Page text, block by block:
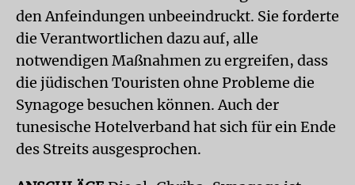
den Anfeindungen unbeeindruckt. Sie forderte
die Verantwortlichen dazu auf, alle
notwendigen Maßnahmen zu ergreifen, dass
die jüdischen Touristen ohne Probleme die
Synagoge besuchen können. Auch der
tunesische Hotelverband hat sich für ein Ende
des Streits ausgesprochen.